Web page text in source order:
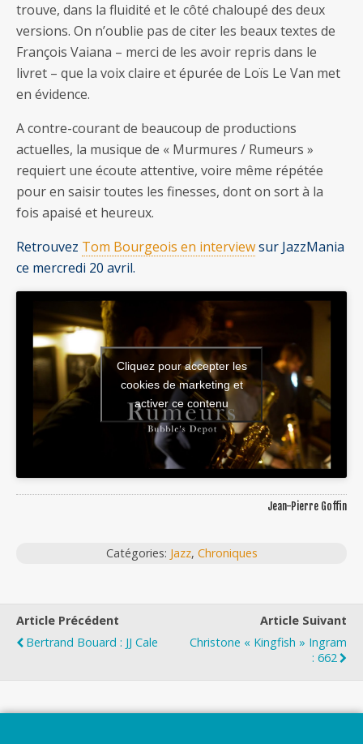
trouve, dans la fluidité et le côté chaloupé des deux
versions. On n’oublie pas de citer les beaux textes de
François Vaiana – merci de les avoir repris dans le
livret – que la voix claire et épurée de Loïs Le Van met
en évidence.
A contre-courant de beaucoup de productions
actuelles, la musique de « Murmures / Rumeurs »
requiert une écoute attentive, voire même répétée
pour en saisir toutes les finesses, dont on sort à la
fois apaisé et heureux.
Retrouvez Tom Bourgeois en interviewsur JazzMania
ce mercredi 20 avril.
Cliquez pour accepter les
cookies de marketing et
activer ce contenu
Jean-Pierre Goffin
Catégories: Jazz, Chroniques
Article Précédent
Bertrand Bouard : JJ Cale
Article Suivant
Christone « Kingfish » Ingram
: 662